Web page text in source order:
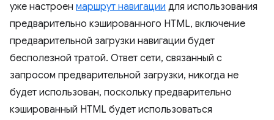
уже настроен маршрут навигации для использования
предварительно кэшированного HTML, включение
предварительной загрузки навигации будет
бесполезной тратой. Ответ сети, связанный с
запросом предварительной загрузки, никогда не
будет использован, поскольку предварительно
кэшированный HTML будет использоваться